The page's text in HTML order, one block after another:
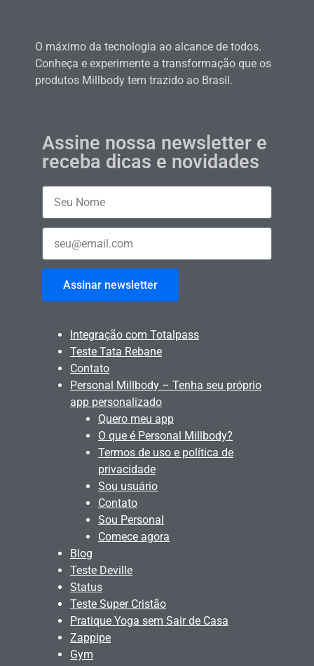
O máximo da tecnologia ao alcance de todos.
Conheça e experimente a transformação que os
produtos Millbody tem trazido ao Brasil.
Assine nossa newsletter e
receba dicas e novidades
Assinar newsletter
Integração com Totalpass
Teste Tata Rebane
Contato
Personal Millbody – Tenha seu próprio
app personalizado
Quero meu app
O que é Personal Millbody?
Termos de uso e política de
privacidade
Sou usuário
Contato
Sou Personal
Comece agora
Blog
Teste Deville
Status
Teste Super Cristão
Pratique Yoga sem Sair de Casa
Zappipe
Gym